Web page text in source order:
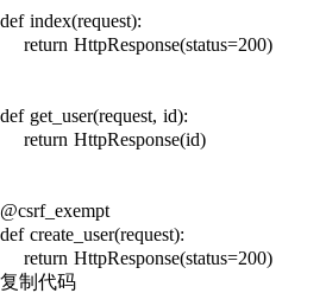
def index(request):
    return HttpResponse(status=200)
def get_user(request, id):
    return HttpResponse(id)
@csrf_exempt
def create_user(request):
    return HttpResponse(status=200)
复制代码